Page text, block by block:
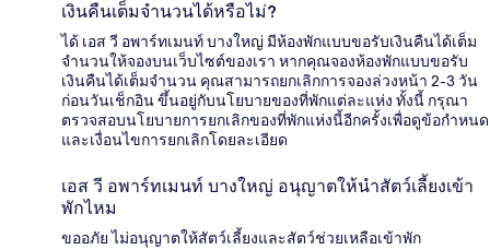
เงินคืนเต็มจำนวนได้หรือไม่?
ได้ เอส วี อพาร์ทเมนท์ บางใหญ่ มีห้องพักแบบขอรับเงินคืนได้เต็ม
จำนวนให้จองบนเว็บไซต์ของเรา หากคุณจองห้องพักแบบขอรับ
เงินคืนได้เต็มจำนวน คุณสามารถยกเลิกการจองล่วงหน้า 2-3 วัน
ก่อนวันเช็กอิน ขึ้นอยู่กับนโยบายของที่พักแต่ละแห่ง ทั้งนี้ กรุณา
ตรวจสอบนโยบายการยกเลิกของที่พักแห่งนี้อีกครั้งเพื่อดูข้อกำหนด
และเงื่อนไขการยกเลิกโดยละเอียด
เอส วี อพาร์ทเมนท์ บางใหญ่ อนุญาตให้นำสัตว์เลี้ยงเข้า
พักไหม
ขออภัย ไม่อนุญาตให้สัตว์เลี้ยงและสัตว์ช่วยเหลือเข้าพัก